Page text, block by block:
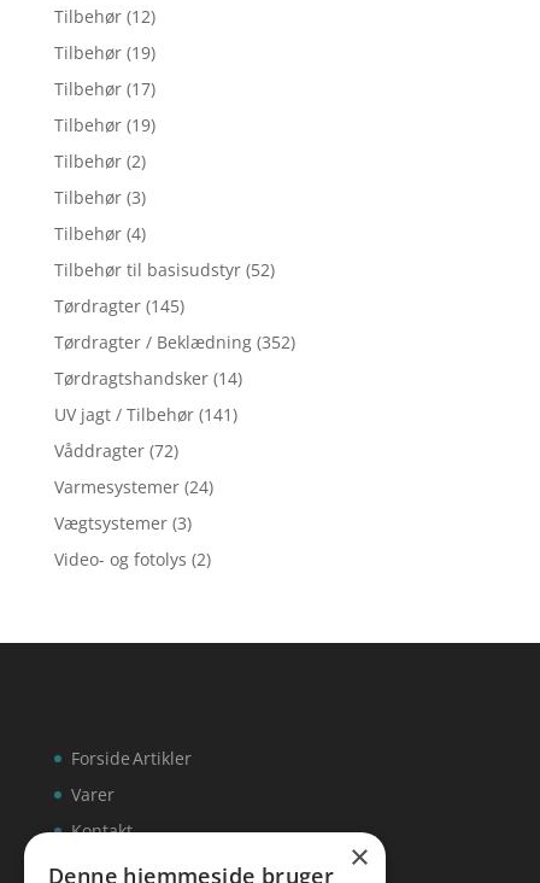
Tilbehør (12)
Tilbehør (19)
Tilbehør (17)
Tilbehør (19)
Tilbehør (2)
Tilbehør (3)
Tilbehør (4)
Tilbehør til basisudstyr (52)
Tørdragter (145)
Tørdragter / Beklædning (352)
Tørdragtshandsker (14)
UV jagt / Tilbehør (141)
Våddragter (72)
Varmesystemer (24)
Vægtsystemer (3)
Video- og fotolys (2)
Forside
Varer
Kontakt
Artikler
×
Denne hjemmeside bruger